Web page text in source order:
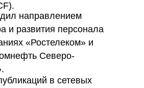
в сетевых
направлением
и развития персонала
«Ростелеком» и
Северо-